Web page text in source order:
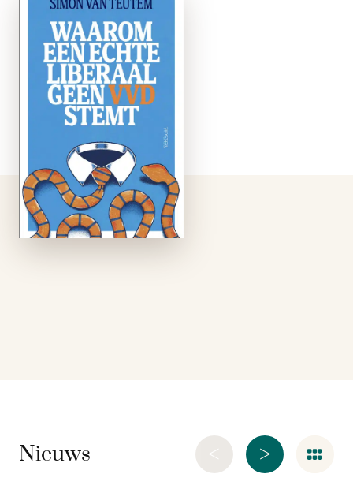
Waarom een
echte liberaal
geen VVD
stemt
paperback
Vijftien jaar zat de
VVD aan de knoppen.
Ze noemt zich dé
liberale partij van
Nederland, maar
doet het liberalisme
vooral geweld aan. Zo
Nieuws >
<